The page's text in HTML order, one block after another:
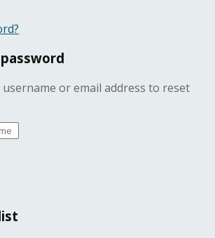
or email address to reset